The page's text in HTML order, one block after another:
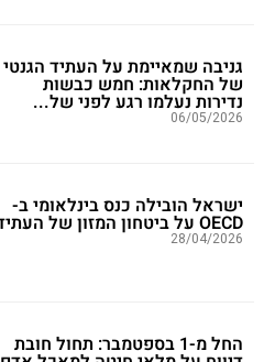
גניבה שמאיימת על העתיד הגנטי
של החקלאות: חמש כבשות
נדירות נעלמו רגע לפני של...
06/05/2026
ישראל הובילה כנס בינלאומי ב-
OECD על ביטחון המזון של העתיד
28/04/2026
החל מ-1 בספטמבר: תחול חובת